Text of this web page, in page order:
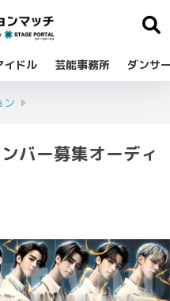
イドル 芸能事務所 ダンサ
ン
バー募集オーディ